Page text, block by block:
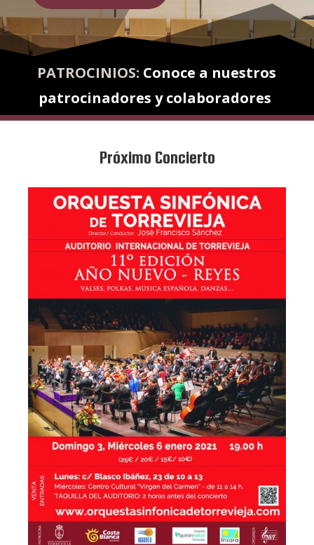
PATROCINIOS: Conoce a nuestros
patrocinadores y colaboradores
Próximo Concierto